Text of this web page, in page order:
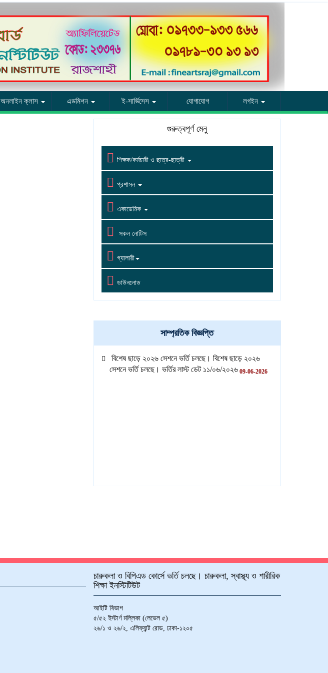
অনলাইন ক্লাস এডমিশন ই-সার্ভিসেস যোগাযোগ লগইন
গুরুত্বপূর্ণ মেনু
 শিক্ষক/কর্মচারী ও ছাত্র-ছাত্রী
 প্রশাসন
 একাডেমিক
 সকল নোটিস
 গ্যালারী
 ডাউনলোড
সাম্প্রতিক বিজ্ঞপ্তি
বিশেষ ছাড়ে ২০২৬ সেশনে ভর্তি চলছে। বিশেষ ছাড়ে ২০২৬
সেশনে ভর্তি চলছে। ভর্তির লাস্ট ডেট ১১/০৬/২০২৬ 09-06-2026
চারুকলা ও বিপিএড কোর্সে ভর্তি চলছে। চারুকলা, স্বাস্থ্য ও শারীরিক
শিক্ষা ইনস্টিটিউট
আইটি বিভাগ
৫/৫২ ইস্টার্ণ মল্লিকা (লেভেল ৫)
২৬/১ ও ২৬/২, এলিফ্যান্ট রোড, ঢাকা-১২০৫